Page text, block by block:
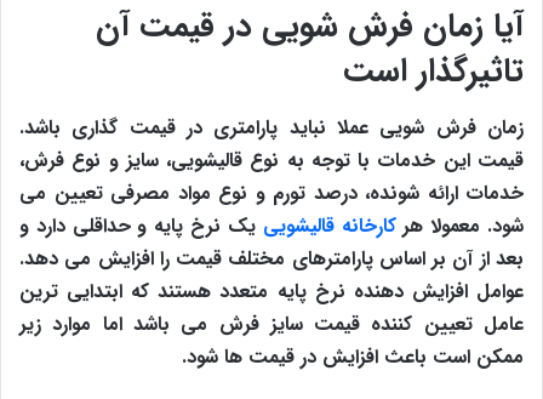
آیا زمان فرش شویی در قیمت آن
تاثیرگذار است
زمان فرش شویی عملا نباید پارامتری در قیمت گذاری باشد.
قیمت این خدمات با توجه به نوع قالیشویی، سایز و نوع فرش،
خدمات ارائه شونده، درصد تورم و نوع مواد مصرفی تعیین می
شود. معمولا هرکارخانه قالیشویی یک نرخ پایه و حداقلی دارد و
بعد از آن بر اساس پارامترهای مختلف قیمت را افزایش می دهد.
عوامل افزایش دهنده نرخ پایه متعدد هستند که ابتدایی ترین
عامل تعیین کننده قیمت سایز فرش می باشد اما موارد زیر
ممکن است باعث افزایش در قیمت ها شود.